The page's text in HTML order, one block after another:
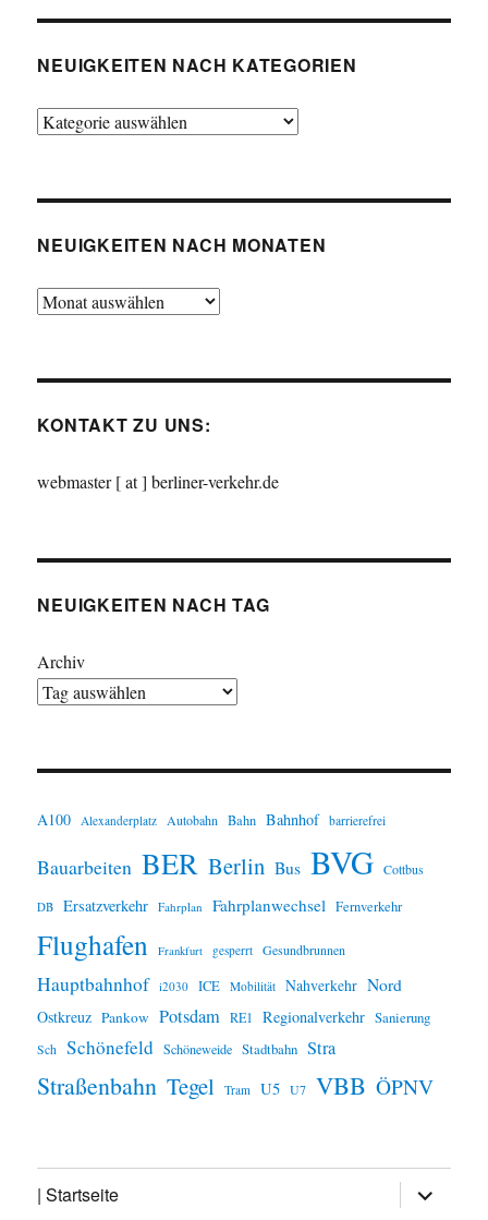
NEUIGKEITEN NACH KATEGORIEN
Neuigkeiten
NEUIGKEITEN NACH MONATEN
Neuigkeiten
KONTAKT ZU UNS:
webmaster [ at ] berliner-verkehr.de
NEUIGKEITEN NACH TAG
Archiv
A100 Alexanderplatz Autobahn Bahn Bahnhof barrierefrei
Bauarbeiten BER Berlin Bus BVG Cottbus
DB Ersatzverkehr Fahrplan Fahrplanwechsel Fernverkehr
Flughafen Frankfurt gesperrt Gesundbrunnen
Hauptbahnhof i2030 ICE Mobilität Nahverkehr Nord
Ostkreuz Pankow Potsdam RE1 Regionalverkehr Sanierung
Sch Schönefeld Schöneweide Stadtbahn Stra
Straßenbahn Tegel Tram U5 U7 VBB ÖPNV
| Startseite öffnen